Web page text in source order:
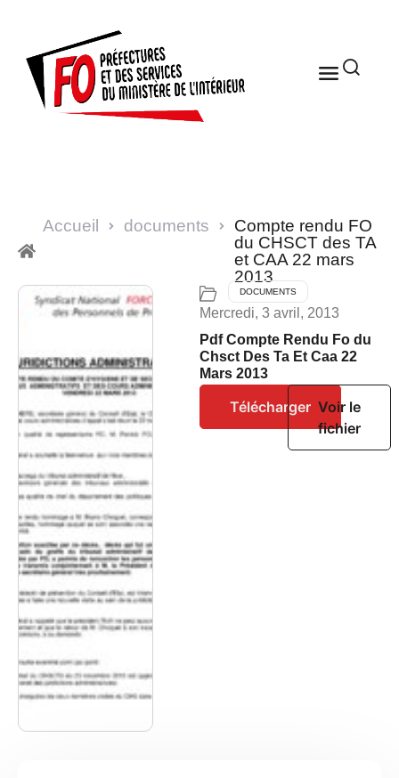
Accueil documents
Compte rendu FO
du CHSCT des TA
et CAA 22 mars
2013
DOCUMENTS
Mercredi, 3 avril, 2013
Pdf Compte Rendu Fo du
Chsct Des Ta Et Caa 22
Mars 2013
Télécharger Voir le
fichier